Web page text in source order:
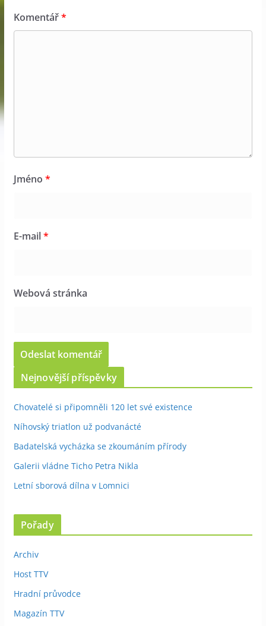
Komentář*
Jméno *
E-mail*
Webová stránka
Nejnovější příspěvky
Chovatelé si připomněli 120 let své existence
Níhovský triatlon už podvanácté
Badatelská vycházka se zkoumáním přírody
Galerii vládne Ticho Petra Nikla
Letní sborová dílna v Lomnici
Pořady
Archiv
Host TTV
Hradní průvodce
Magazín TTV